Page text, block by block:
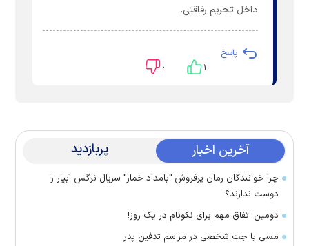
داخل تحریم رفاقتی.
پاسخ
۱ ۰
آخرین اخبار پربازدید
چرا خوانندگان رمان پرفروش "بامداد خمار" سریال نرگس آبیار را
دوست ندارند؟
دومین اتفاق مهم برای نکونام در یک روز!
مسی با جت شخصی در مراسم تدفین پدر